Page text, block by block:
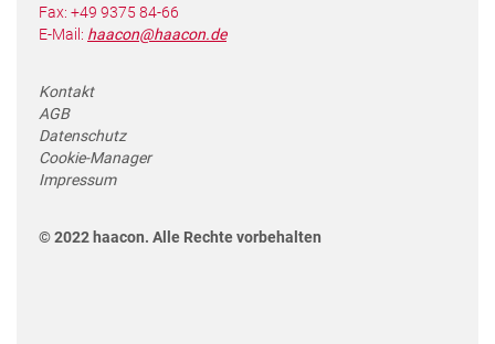
Fax: +49 9375 84-66
E-Mail: haacon@haacon.de
© 2022 haacon. Alle Rechte vorbehalten
Kontakt
AGB
Datenschutz
Cookie-Manager
Impressum